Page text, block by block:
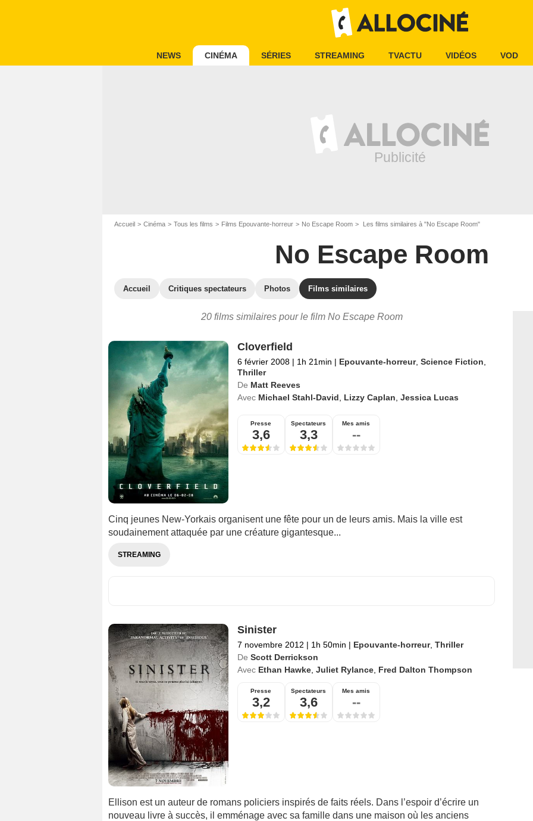
NEWS CINÉMA SÉRIES STREAMING TVACTU VIDÉOS VOD
Accueil Cinéma Tous les films Films Epouvante-horreur No Escape Room Les films similaires à "No Escape Room"
No Escape Room
Accueil Critiques spectateurs Photos Films similaires
20 films similaires pour le film No Escape Room
Cloverfield
6 février 2008 | 1h 21min | Epouvante-horreur, Science Fiction
Thriller
De Matt Reeves
Avec Michael Stahl-David Lizzy Caplan Jessica Lucas
Presse
3,6
Spectateurs
3,3
Mes amis
--
Cinq jeunes New-Yorkais organisent une fête pour un de leurs amis. Mais la ville est
soudainement attaquée par une créature gigantesque...
STREAMING
Sinister
7 novembre 2012 | 1h 50min | Epouvante-horreur, Thriller
De Scott Derrickson
Avec Ethan Hawke, Juliet Rylance, Fred Dalton Thompson
Presse
3,2
Spectateurs
3,6
Mes amis
--
Ellison est un auteur de romans policiers inspirés de faits réels. Dans l’espoir d’écrire un
nouveau livre à succès, il emménage avec sa famille dans une maison où les anciens